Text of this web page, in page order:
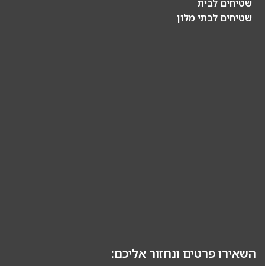
שטיחים לבית
שטיחים לבתי מלון
השאירו פרטים ונחזור אליכם: